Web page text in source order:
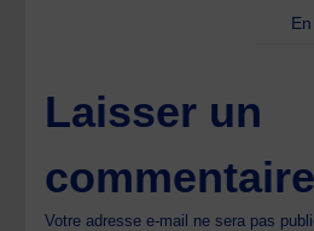
Laisser un
commentaire
Votre adresse e-mail ne sera pas